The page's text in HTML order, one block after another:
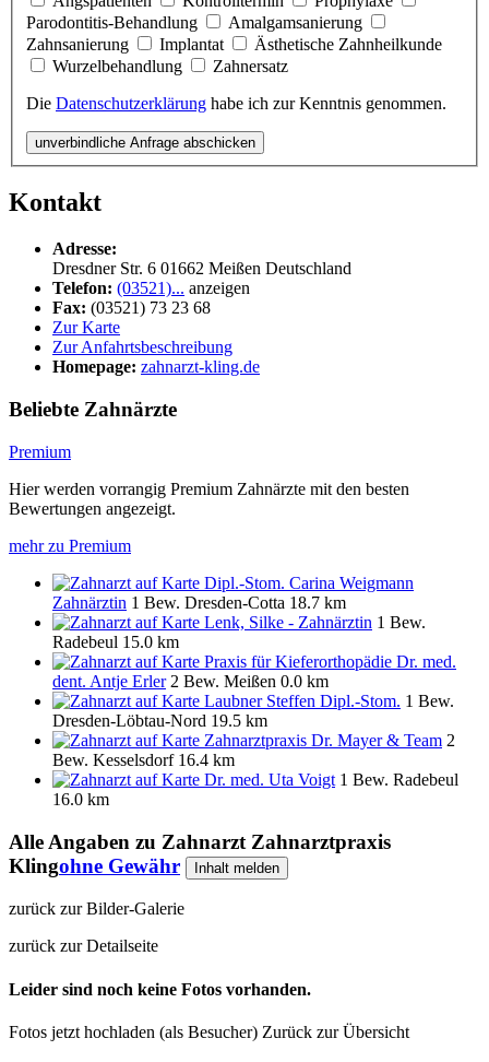
Parodontitis-Behandlung
Amalgamsanierung
Zahnsanierung
Implantat
Ästhetische Zahnheilkunde
Wurzelbehandlung
Zahnersatz
Die Datenschutzerklärung habe ich zur Kenntnis genommen.
unverbindliche Anfrage abschicken
Kontakt
Adresse:
Dresdner Str. 6 01662 Meißen Deutschland
Telefon: (03521)... anzeigen
Fax: (03521) 73 23 68
Zur Karte
Zur Anfahrtsbeschreibung
Homepage: zahnarzt-kling.de
Beliebte Zahnärzte
Premium
Hier werden vorrangig Premium Zahnärzte mit den besten
Bewertungen angezeigt.
mehr zu Premium
Dipl.-Stom. Carina Weigmann
Zahnärztin 1 Bew. Dresden-Cotta 18.7 km
Lenk, Silke - Zahnärztin 1 Bew.
Radebeul 15.0 km
Praxis für Kieferorthopädie Dr. med.
dent. Antje Erler 2 Bew. Meißen 0.0 km
Laubner Steffen Dipl.-Stom. 1 Bew.
Dresden-Löbtau-Nord 19.5 km
Zahnarztpraxis Dr. Mayer & Team 2
Bew. Kesselsdorf 16.4 km
Dr. med. Uta Voigt 1 Bew. Radebeul
16.0 km
Alle Angaben zu Zahnarzt Zahnarztpraxis
Klingohne Gewähr Inhalt melden
zurück zur Bilder-Galerie
zurück zur Detailseite
Leider sind noch keine Fotos vorhanden.
Fotos jetzt hochladen (als Besucher) Zurück zur Übersicht